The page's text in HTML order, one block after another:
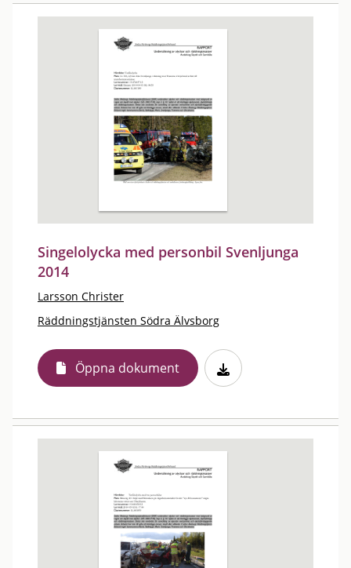
Singelolycka med personbil Svenljunga
2014
Larsson Christer
Räddningstjänsten Södra Älvsborg
Öppna dokument